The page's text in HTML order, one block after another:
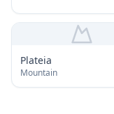
Plateia
Mountain